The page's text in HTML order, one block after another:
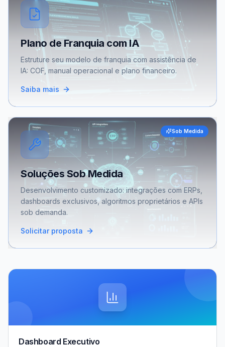
Plano de Franquia com IA
Estruture seu modelo de franquia com assistência de
IA: COF, manual operacional e plano financeiro.
Saiba mais
Sob Medida
Soluções Sob Medida
Desenvolvimento customizado: integrações com ERPs,
dashboards exclusivos, algoritmos proprietários e APIs
sob demanda.
Solicitar proposta
Dashboard Executivo